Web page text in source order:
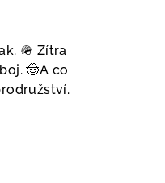
🪖 Zítra
🤠A co